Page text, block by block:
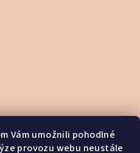
Vám umožnili pohodlné
provozu webu neustále